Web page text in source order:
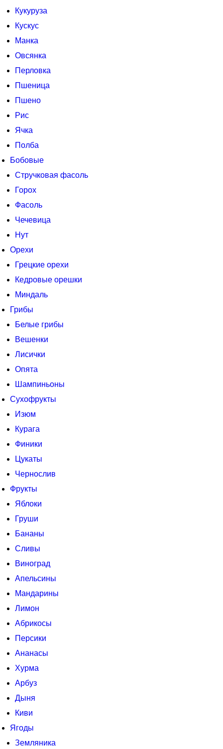
Кукуруза
Кускус
Манка
Овсянка
Перловка
Пшеница
Пшено
Рис
Ячка
Полба
Бобовые
Стручковая фасоль
Горох
Фасоль
Чечевица
Нут
Орехи
Грецкие орехи
Кедровые орешки
Миндаль
Грибы
Белые грибы
Вешенки
Лисички
Опята
Шампиньоны
Сухофрукты
Изюм
Курага
Финики
Цукаты
Чернослив
Фрукты
Яблоки
Груши
Бананы
Сливы
Виноград
Апельсины
Мандарины
Лимон
Абрикосы
Персики
Ананасы
Хурма
Арбуз
Дыня
Киви
Ягоды
Земляника